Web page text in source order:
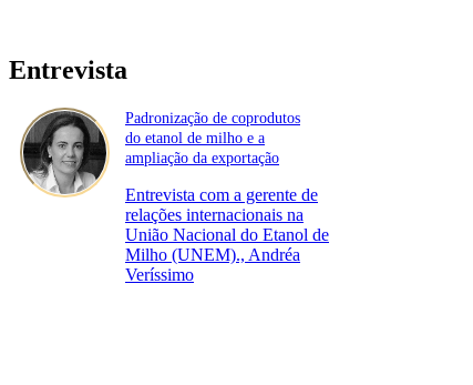
Entrevista
Padronização de coprodutos
do etanol de milho e a
ampliação da exportação
Entrevista com a gerente de
relações internacionais na
União Nacional do Etanol de
Milho (UNEM)., Andréa
Veríssimo